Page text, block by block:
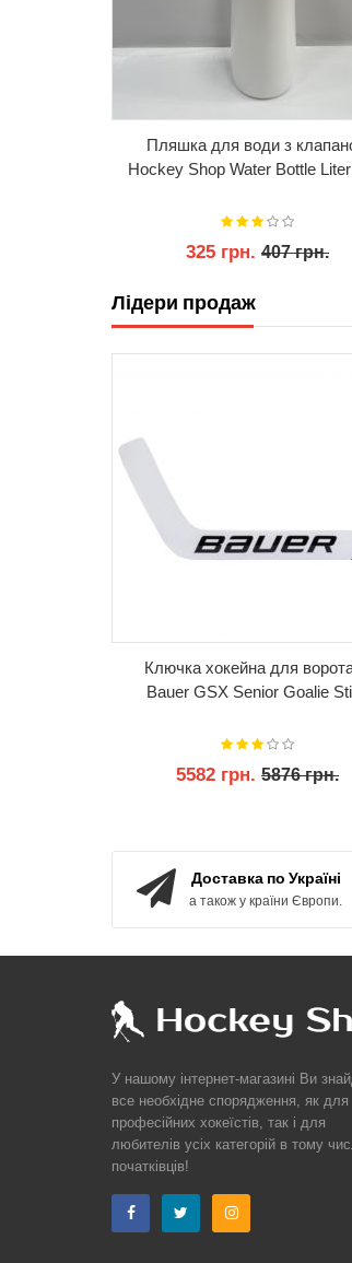
Пляшка для води з
Hockey Shop Water Bottle
325 грн. 407 грн.
Лідери продаж
Ключка хокейна для
Bauer GSX Senior Goalie
5582 грн. 5876 грн.
Доставка по Україні
а також у країни Європи.
У нашому інтернет-магазині Ви
все необхідне спорядження, як для
професійних хокеїстів, так і для
любителів усіх категорій в тому
початківців!